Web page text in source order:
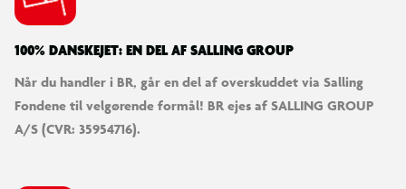
100% DANSKEJET: EN DEL AF SALLING GROUP
Når du handler i BR, går en del af overskuddet via Salling
Fondene til velgørende formål! BR ejes af SALLING GROUP
A/S (CVR: 35954716).